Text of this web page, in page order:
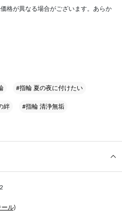
格が異なる場合がございます。あらか
#指輪 夏の夜に付けたい
絆 #指輪 清浄無垢
ール)